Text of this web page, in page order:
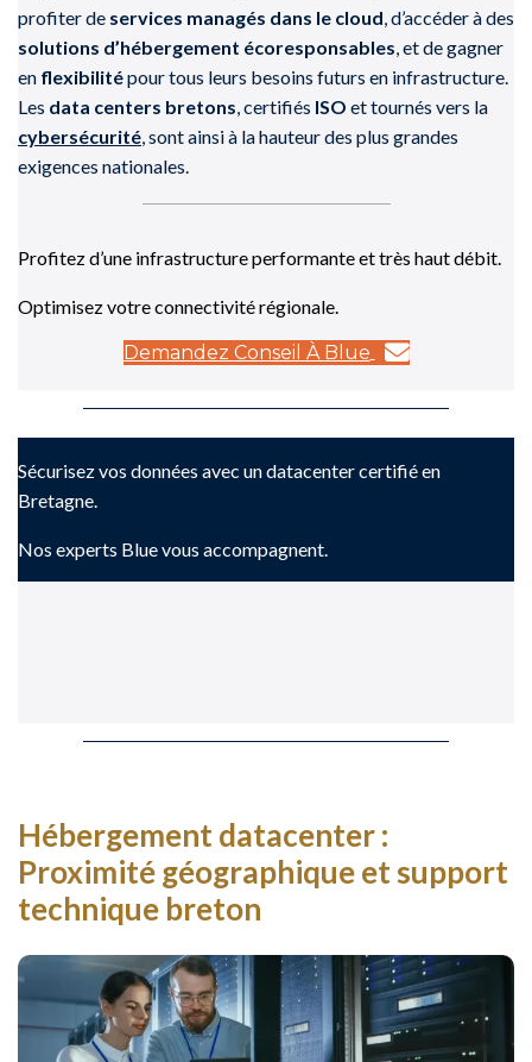
profiter de services managés dans le cloud, d’accéder à des
solutions d’hébergement écoresponsables, et de gagner
en flexibilitépour tous leurs besoins futurs en infrastructure.
Les data centers bretons, certifiés ISO et tournés vers la
cybersécurité, sont ainsi à la hauteur des plus grandes
exigences nationales.
Profitez d’une infrastructure performante et très haut débit.
Optimisez votre connectivité régionale.
Demandez Conseil À Blue
Sécurisez vos données avec un datacenter certifié en
Bretagne.
Nos experts Blue vous accompagnent.
Hébergement datacenter :
Proximité géographique et support
technique breton